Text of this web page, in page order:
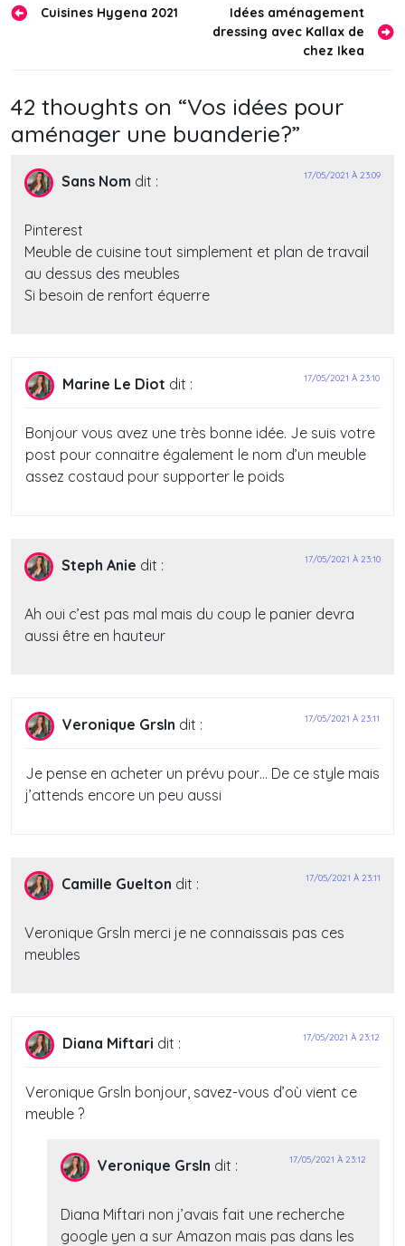
Navigation
Cuisines Hygena 2021
Idées aménagement
dressing avec Kallax de
chez Ikea
42 thoughts on “Vos idées pour
aménager une buanderie?”
Sans Nom dit : 17/05/2021 À 23:09
Pinterest
Meuble de cuisine tout simplement et plan de travail
au dessus des meubles
Si besoin de renfort équerre
Marine Le Diot dit : 17/05/2021 À 23:10
Bonjour vous avez une très bonne idée. Je suis votre
post pour connaitre également le nom d’un meuble
assez costaud pour supporter le poids
Steph Anie dit : 17/05/2021 À 23:10
Ah oui c’est pas mal mais du coup le panier devra
aussi être en hauteur
Veronique Grsln dit : 17/05/2021 À 23:11
Je pense en acheter un prévu pour… De ce style mais
j’attends encore un peu aussi
Camille Guelton dit : 17/05/2021 À 23:11
Veronique Grsln merci je ne connaissais pas ces
meubles
Diana Miftari dit : 17/05/2021 À 23:12
Veronique Grsln bonjour, savez-vous d’où vient ce
meuble ?
Veronique Grsln dit : 17/05/2021 À 23:12
Diana Miftari non j’avais fait une recherche
google yen a sur Amazon mais pas dans les